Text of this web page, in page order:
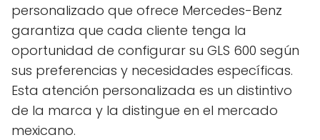
personalizado que ofrece Mercedes-Benz
garantiza que cada cliente tenga la
oportunidad de configurar su GLS 600 según
sus preferencias y necesidades específicas.
Esta atención personalizada es un distintivo
de la marca y la distingue en el mercado
mexicano.